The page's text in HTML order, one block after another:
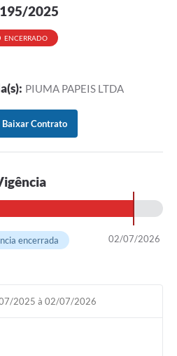
195/2025
ENCERRADO
PIUMA PAPEIS LTDA
Baixar Contrato
02/07/2026
encerrada
2025 à 02/07/2026